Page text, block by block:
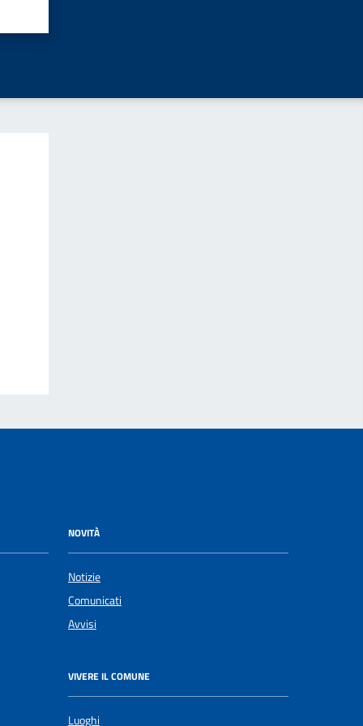
NOVITÀ
Notizie
Comunicati
Avvisi
VIVERE IL COMUNE
Luoghi